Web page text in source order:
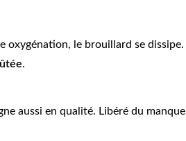
oxygénation, le brouillard se
.
aussi en qualité. Libéré du